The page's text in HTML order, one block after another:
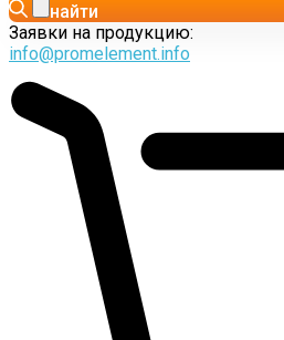
найти
Заявки на продукцию:
info@promelement.info